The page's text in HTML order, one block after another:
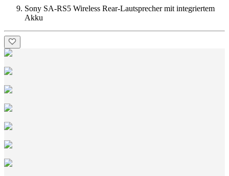
Sony SA-RS5 Wireless Rear-Lautsprecher mit integriertem
Akku